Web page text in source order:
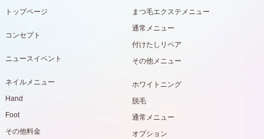
トップページ
コンセプト
ニュースイベント
ネイルメニュー
Hand
Foot
その他料金
まつ毛エクステメニュー
通常メニュー
付けたしリペア
その他メニュー
ホワイトニング
脱毛
通常メニュー
オプション